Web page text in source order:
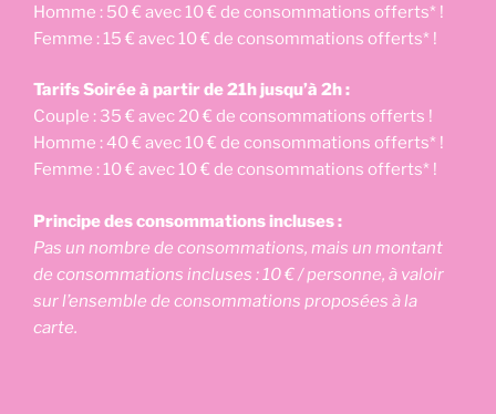
Homme : 50 € avec 10 € de consommations offerts* !
Femme : 15 € avec 10 € de consommations offerts* !
Tarifs Soirée à partir de 21h jusqu’à 2h :
Couple : 35 € avec 20 € de consommations offerts !
Homme : 40 € avec 10 € de consommations offerts* !
Femme : 10 € avec 10 € de consommations offerts* !
Principe des consommations incluses :
Pas un nombre de consommations, mais un montant
de consommations incluses : 10 € / personne, à valoir
sur l’ensemble de consommations proposées à la
carte.